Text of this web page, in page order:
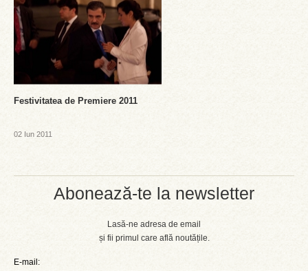
Abonează-te la newsletter
Lasă-ne adresa de email
și fii primul care află noutățile.
E-mail:
Festivitatea de Premiere 2011
02 Iun 2011